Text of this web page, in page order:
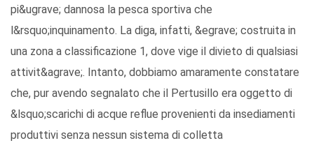
pi&ugrave; dannosa la pesca sportiva che
l&rsquo;inquinamento. La diga, infatti, &egrave; costruita in
una zona a classificazione 1, dove vige il divieto di qualsiasi
attivit&agrave;. Intanto, dobbiamo amaramente constatare
che, pur avendo segnalato che il Pertusillo era oggetto di
&lsquo;scarichi di acque reflue provenienti da insediamenti
produttivi senza nessun sistema di colletta